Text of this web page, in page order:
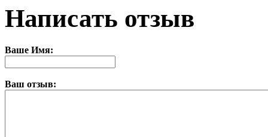
Написать отзыв
Ваше Имя:
Ваш отзыв: